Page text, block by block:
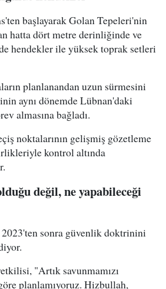
başlayarak Golan Tepeleri'nin
hatta dört metre derinliğinde ve
hendekler ile yüksek toprak setleri
planlanandan uzun sürmesini
aynı dönemde Lübnan'daki
almasına bağladı.
noktalarının gelişmiş gözetleme
kontrol altında
değil, ne yapabileceği
sonra güvenlik doktrinini
"Artık savunmamızı
planlamıyoruz. Hizbullah,